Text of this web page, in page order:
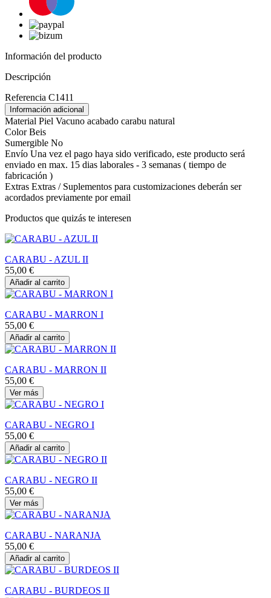
Información del producto
Descripción
Referencia C1411
Información adicional
Material Piel Vacuno acabado carabu natural
Color Beis
Sumergible No
Envío Una vez el pago haya sido verificado, este producto será
enviado en max. 15 dias laborales - 3 semanas ( tiempo de
fabricación )
Extras Extras / Suplementos para customizaciones deberán ser
acordados previamente por email
Productos que quizás te interesen
CARABU - AZUL II
55,00 €
Añadir al carrito
CARABU - MARRON I
55,00 €
Añadir al carrito
CARABU - MARRON II
55,00 €
Ver más
CARABU - NEGRO I
55,00 €
Añadir al carrito
CARABU - NEGRO II
55,00 €
Ver más
CARABU - NARANJA
55,00 €
Añadir al carrito
CARABU - BURDEOS II